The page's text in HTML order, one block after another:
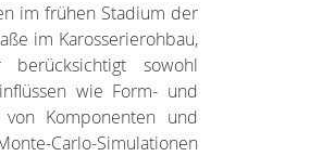
im frühen Stadium der
im Karosserierohbau,
sowohl
wie Form- und
Komponenten und
Carlo-Simulationen